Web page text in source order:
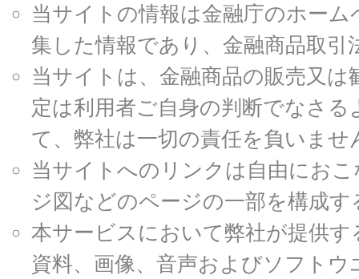
当サイトの情報は金融庁のホー
集した情報であり、金融商品取
当サイトは、金融商品の販売又
定は利用者ご自身の判断でなさ
て、弊社は一切の責任を負いませ
当サイトへのリンクは自由にお
ジ図などのページの一部を構成
本サービスにおいて弊社が提供
資料、画像、音声およびソフト